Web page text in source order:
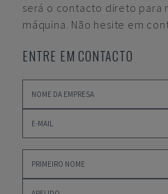
será o contacto direto para
máquina. Não hesite em
ENTRE EM CONTACTO